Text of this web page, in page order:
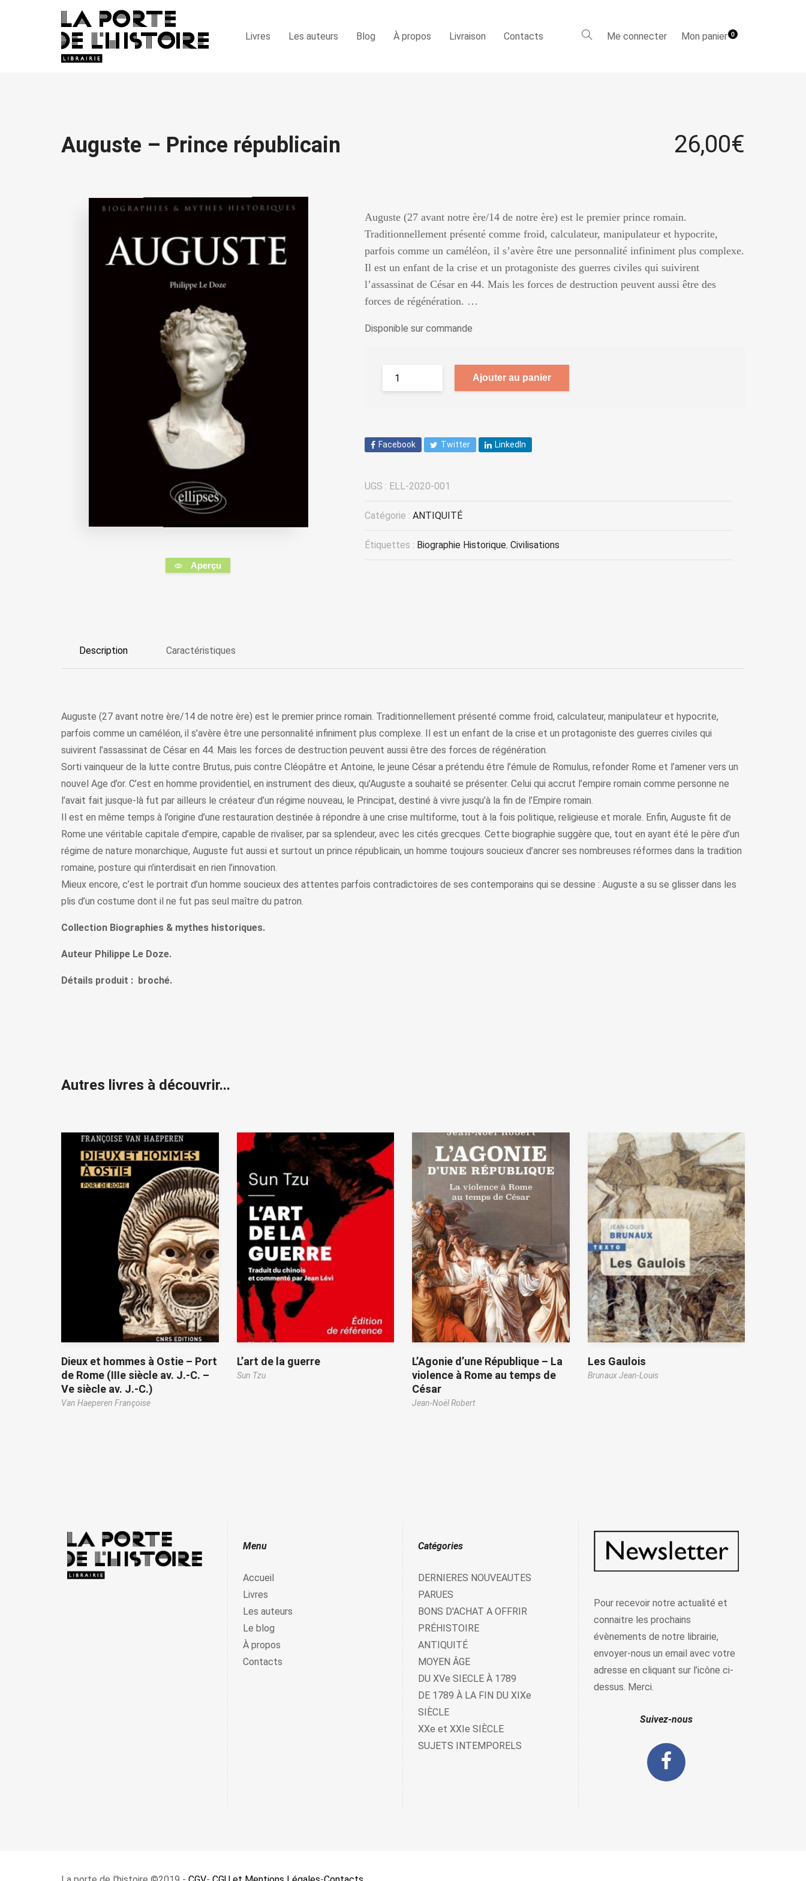
Livres Les auteurs Blog À propos Livraison Contacts Me connecter Mon panier0
Auguste – Prince républicain 26,00€
Aperçu
Auguste (27 avant notre ère/14 de notre ère) est le premier prince romain.
Traditionnellement présenté comme froid, calculateur, manipulateur et hypocrite,
parfois comme un caméléon, il s’avère être une personnalité infiniment plus complexe.
Il est un enfant de la crise et un protagoniste des guerres civiles qui suivirent
l’assassinat de César en 44. Mais les forces de destruction peuvent aussi être des
forces de régénération. …
Disponible sur commande
Ajouter au panier
Facebook Twitter LinkedIn
UGS : ELL-2020-001
Catégorie : ANTIQUITÉ
Étiquettes : Biographie Historique, Civilisations
Description Caractéristiques
Auguste (27 avant notre ère/14 de notre ère) est le premier prince romain. Traditionnellement présenté comme froid, calculateur, manipulateur et hypocrite,
parfois comme un caméléon, il s’avère être une personnalité infiniment plus complexe. Il est un enfant de la crise et un protagoniste des guerres civiles qui
suivirent l’assassinat de César en 44. Mais les forces de destruction peuvent aussi être des forces de régénération.
Sorti vainqueur de la lutte contre Brutus, puis contre Cléopâtre et Antoine, le jeune César a prétendu être l’émule de Romulus, refonder Rome et l’amener vers un
nouvel Age d’or. C’est en homme providentiel, en instrument des dieux, qu’Auguste a souhaité se présenter. Celui qui accrut l’empire romain comme personne ne
l’avait fait jusque-là fut par ailleurs le créateur d’un régime nouveau, le Principat, destiné à vivre jusqu’à la fin de l’Empire romain.
Il est en même temps à l’origine d’une restauration destinée à répondre à une crise multiforme, tout à la fois politique, religieuse et morale. Enfin, Auguste fit de
Rome une véritable capitale d’empire, capable de rivaliser, par sa splendeur, avec les cités grecques. Cette biographie suggère que, tout en ayant été le père d’un
régime de nature monarchique, Auguste fut aussi et surtout un prince républicain, un homme toujours soucieux d’ancrer ses nombreuses réformes dans la tradition
romaine, posture qui n’interdisait en rien l’innovation.
Mieux encore, c’est le portrait d’un homme soucieux des attentes parfois contradictoires de ses contemporains qui se dessine : Auguste a su se glisser dans les
plis d’un costume dont il ne fut pas seul maître du patron.
Collection Biographies & mythes historiques.
Auteur Philippe Le Doze.
Détails produit : broché.
Autres livres à découvrir...
Dieux et hommes à Ostie – Port
de Rome (IIIe siècle av. J.-C. –
Ve siècle av. J.-C.)
Van Haeperen Françoise
L’art de la guerre
Sun Tzu
L’Agonie d’une République – La
violence à Rome au temps de
César
Jean-Noël Robert
Les Gaulois
Brunaux Jean-Louis
Menu
Accueil
Livres
Les auteurs
Le blog
À propos
Contacts
Catégories
DERNIERES NOUVEAUTES
PARUES
BONS D'ACHAT A OFFRIR
PRÉHISTOIRE
ANTIQUITÉ
MOYEN ÂGE
DU XVe SIECLE À 1789
DE 1789 À LA FIN DU XIXe
SIÈCLE
XXe et XXIe SIÈCLE
SUJETS INTEMPORELS
Pour recevoir notre actualité et
connaitre les prochains
évènements de notre librairie,
envoyer-nous un email avec votre
adresse en cliquant sur l’icône ci-
dessus. Merci.
Suivez-nous